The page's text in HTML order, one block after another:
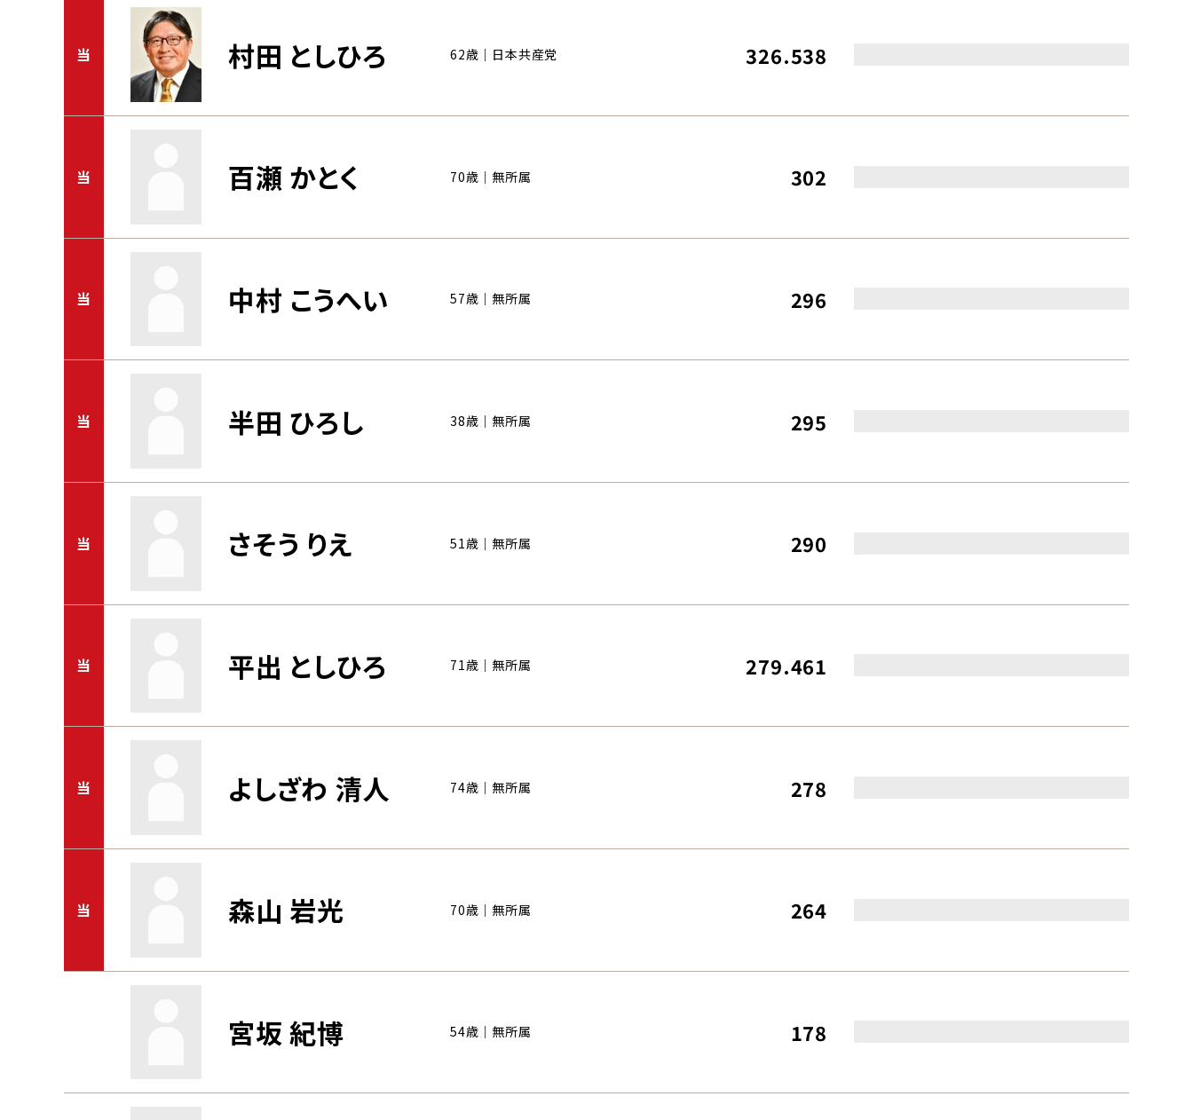
当 村田 としひろ 62歳｜日本共産党 326.538
当 百瀬 かとく 70歳｜無所属 302
当 中村 こうへい 57歳｜無所属 296
当 半田 ひろし 38歳｜無所属 295
当 さそう りえ 51歳｜無所属 290
当 平出 としひろ 71歳｜無所属 279.461
当 よしざわ 清人 74歳｜無所属 278
当 森山 岩光 70歳｜無所属 264
宮坂 紀博 54歳｜無所属 178